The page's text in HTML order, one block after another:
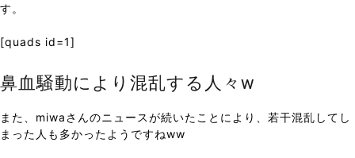
す。
[quads id=1]
鼻血騒動により混乱する人々w
また、miwaさんのニュースが続いたことにより、若干混乱してし
まった人も多かったようですねww